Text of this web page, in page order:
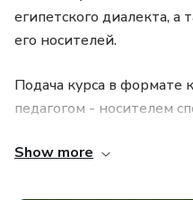
египетского диалекта,
его носителей.
Подача курса в формате
педагогом - носителем
Основное внимание
Show more